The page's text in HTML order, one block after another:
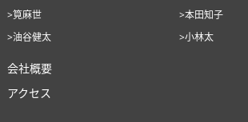
>筧麻世
>本田知子
>油谷健太
>小林太
会社概要
アクセス